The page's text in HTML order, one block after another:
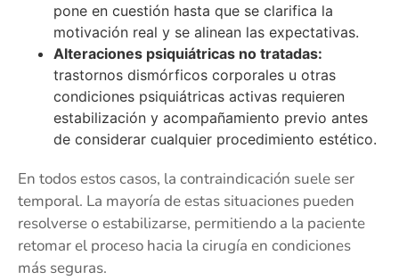
pone en cuestión hasta que se clarifica la
motivación real y se alinean las expectativas.
Alteraciones psiquiátricas no tratadas:
trastornos dismórficos corporales u otras
condiciones psiquiátricas activas requieren
estabilización y acompañamiento previo antes
de considerar cualquier procedimiento estético.
En todos estos casos, la contraindicación suele ser
temporal. La mayoría de estas situaciones pueden
resolverse o estabilizarse, permitiendo a la paciente
retomar el proceso hacia la cirugía en condiciones
más seguras.